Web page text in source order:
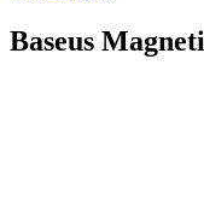
Baseus